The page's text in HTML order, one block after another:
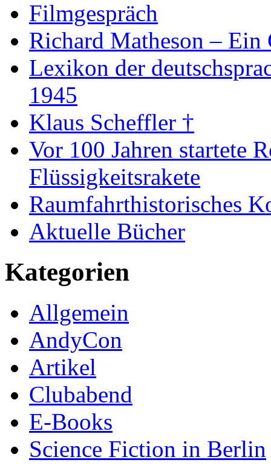
Filmgespräch
Richard Matheson – Ein
Lexikon der
1945
Klaus Scheffler †
Vor 100 Jahren startete
Flüssigkeitsrakete
Raumfahrthistorisches
Aktuelle Bücher
Kategorien
Allgemein
AndyCon
Artikel
Clubabend
E-Books
Science Fiction in Berlin